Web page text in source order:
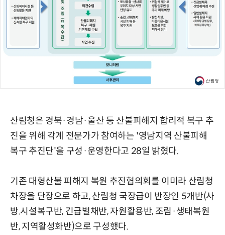
산림청은 경북·경남·울산 등 산불피해지 합리적 복구 추
진을 위해 각계 전문가가 참여하는 '영남지역 산불피해
복구 추진단'을 구성·운영한다고 28일 밝혔다.
기존 대형산불 피해지 복원 추진협의회를 이미라 산림청
차장을 단장으로 하고, 산림청 국장급이 반장인 5개반(사
방.시설복구반, 긴급벌채반, 자원활용반, 조림·생태복원
반, 지역활성화반)으로 구성했다.